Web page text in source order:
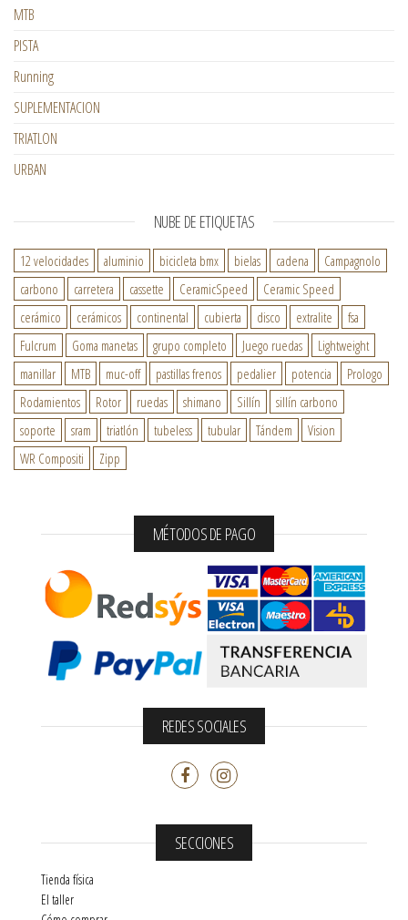
MTB
PISTA
Running
SUPLEMENTACION
TRIATLON
URBAN
NUBE DE ETIQUETAS
12 velocidades aluminio bicicleta bmx bielas cadena
Campagnolo
carbono
carretera cassette CeramicSpeed
Ceramic Speed
cerámico
cerámicos continental cubierta disco extralite
fsa
Fulcrum
Goma manetas grupo completo Juego ruedas
Lightweight
manillar
MTB muc-off pastillas frenos pedalier potencia
Prologo
Rodamientos
Rotor ruedas shimano Sillín
sillín carbono
soporte
sram triatlón tubeless tubular Tándem
Vision
WR Compositi
Zipp
MÉTODOS DE PAGO
REDES SOCIALES
SECCIONES
Tienda física
El taller